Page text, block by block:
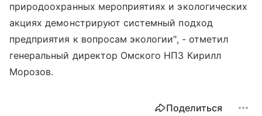
природоохранных мероприятиях и экологических
акциях демонстрируют системный подход
предприятия к вопросам экологии", - отметил
генеральный директор Омского НПЗ Кирилл
Морозов.
Поделиться